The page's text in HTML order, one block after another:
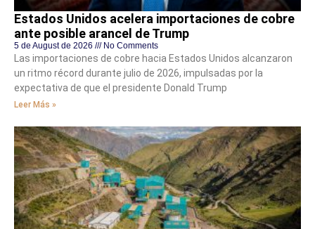
Estados Unidos acelera importaciones de cobre
ante posible arancel de Trump
5 de August de 2026 No Comments
Las importaciones de cobre hacia Estados Unidos alcanzaron
un ritmo récord durante julio de 2026, impulsadas por la
expectativa de que el presidente Donald Trump
Leer Más »